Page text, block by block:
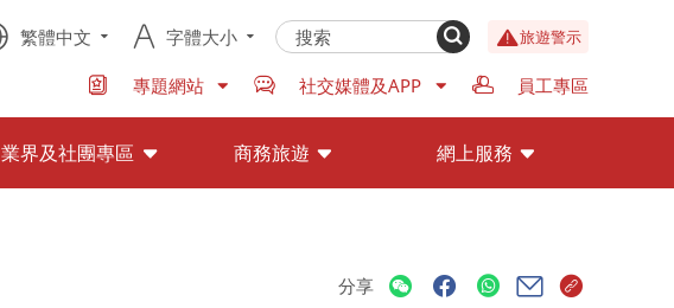
繁體中文 字體大小 旅遊警示
專題網站 社交媒體及APP 員工專區
業界及社團專區 商務旅遊 網上服務
分享